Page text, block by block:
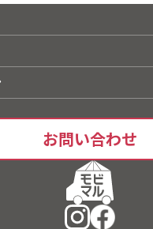
お問い合わせ